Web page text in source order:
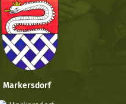
Markersdorf